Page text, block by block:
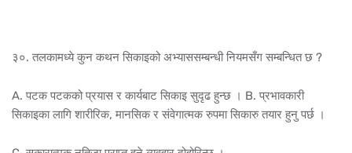
३०. तलकामध्ये कुन कथन सिकाइको अभ्याससम्बन्धी नियमसँग सम्बन्धित छ ?
A. पटक पटकको प्रयास र कार्यबाट सिकाइ सुदृढ हुन्छ । B. प्रभावकारी
सिकाइका लागि शारीरिक, मानसिक र संवेगात्मक रुपमा सिकारु तयार हुनु पर्छ ।